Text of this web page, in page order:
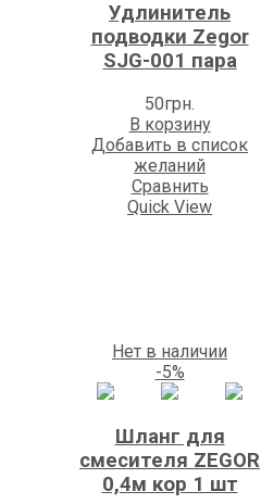
Удлинитель
подводки Zegor
SJG-001 пара
50грн.
В корзину
Добавить в список
желаний
Сравнить
Quick View
Нет в наличии
-5%
Шланг для
смесителя ZEGOR
0,4м кор 1 шт